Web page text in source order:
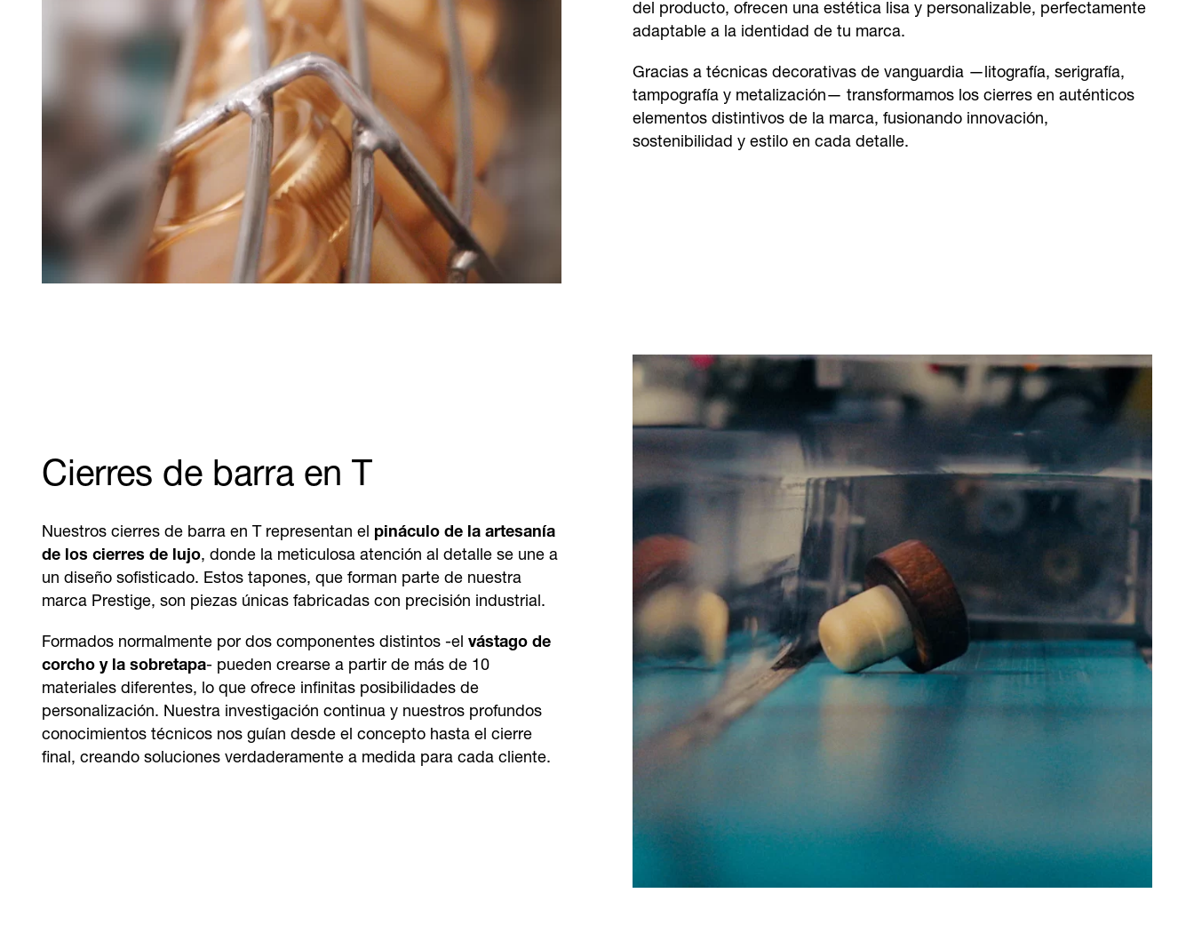
del producto, ofrecen una estética lisa y personalizable, perfectamente
adaptable a la identidad de tu marca.
Gracias a técnicas decorativas de vanguardia —litografía, serigrafía,
tampografía y metalización— transformamos los cierres en auténticos
elementos distintivos de la marca, fusionando innovación,
sostenibilidad y estilo en cada detalle.
Cierres de barra en T
Nuestros cierres de barra en T representan el pináculo de la artesanía
de los cierres de lujo, donde la meticulosa atención al detalle se une a
un diseño sofisticado. Estos tapones, que forman parte de nuestra
marca Prestige, son piezas únicas fabricadas con precisión industrial.
Formados normalmente por dos componentes distintos -el vástago de
corcho y la sobretapa- pueden crearse a partir de más de 10
materiales diferentes, lo que ofrece infinitas posibilidades de
personalización. Nuestra investigación continua y nuestros profundos
conocimientos técnicos nos guían desde el concepto hasta el cierre
final, creando soluciones verdaderamente a medida para cada cliente.